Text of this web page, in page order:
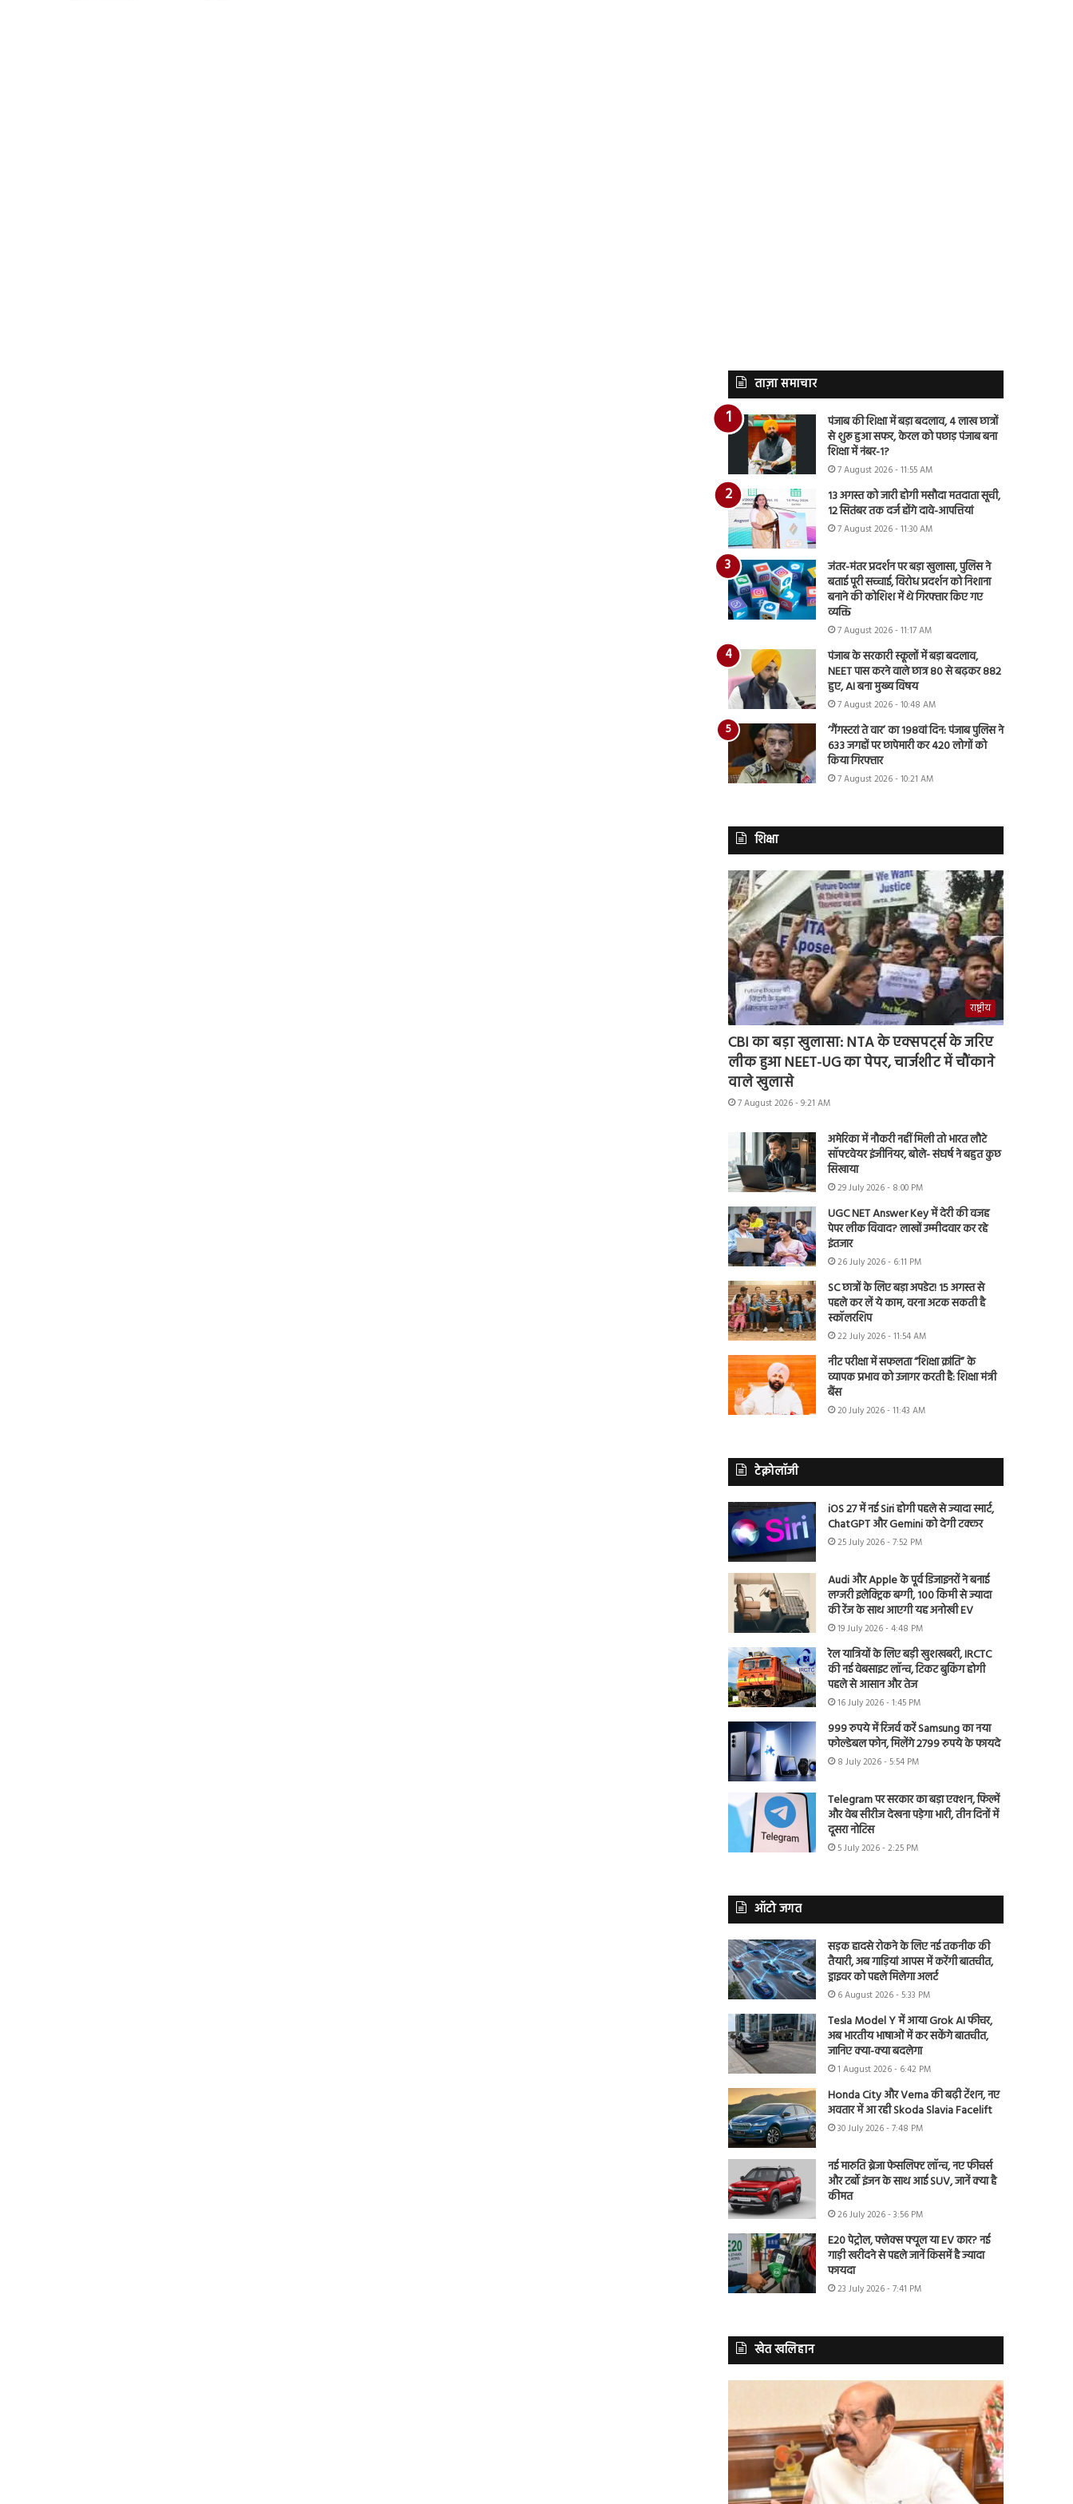
ताज़ा समाचार
पंजाब की शिक्षा में बड़ा बदलाव, 4 लाख छात्रों
से शुरू हुआ सफर, केरल को पछाड़ पंजाब बना
शिक्षा में नंबर-1?
7 August 2026 - 11:55 AM
13 अगस्त को जारी होगी मसौदा मतदाता सूची,
12 सितंबर तक दर्ज होंगे दावे-आपत्तियां
7 August 2026 - 11:30 AM
जंतर-मंतर प्रदर्शन पर बड़ा खुलासा, पुलिस ने
बताई पूरी सच्चाई, विरोध प्रदर्शन को निशाना
बनाने की कोशिश में थे गिरफ्तार किए गए
व्यक्ति
7 August 2026 - 11:17 AM
पंजाब के सरकारी स्कूलों में बड़ा बदलाव,
NEET पास करने वाले छात्र 80 से बढ़कर 882
हुए, AI बना मुख्य विषय
7 August 2026 - 10:48 AM
‘गैंगस्टरां ते वार’ का 198वां दिन: पंजाब पुलिस ने
633 जगहों पर छापेमारी कर 420 लोगों को
किया गिरफ्तार
7 August 2026 - 10:21 AM
शिक्षा
राष्ट्रीय
CBI का बड़ा खुलासा: NTA के एक्सपर्ट्स के जरिए
लीक हुआ NEET-UG का पेपर, चार्जशीट में चौंकाने
वाले खुलासे
7 August 2026 - 9:21 AM
अमेरिका में नौकरी नहीं मिली तो भारत लौटे
सॉफ्टवेयर इंजीनियर, बोले- संघर्ष ने बहुत कुछ
सिखाया
29 July 2026 - 8:00 PM
UGC NET Answer Key में देरी की वजह
पेपर लीक विवाद? लाखों उम्मीदवार कर रहे
इंतजार
26 July 2026 - 6:11 PM
SC छात्रों के लिए बड़ा अपडेट! 15 अगस्त से
पहले कर लें ये काम, वरना अटक सकती है
स्कॉलरशिप
22 July 2026 - 11:54 AM
नीट परीक्षा में सफलता “शिक्षा क्रांति” के
व्यापक प्रभाव को उजागर करती है: शिक्षा मंत्री
बैंस
20 July 2026 - 11:43 AM
टेक्नोलॉजी
iOS 27 में नई Siri होगी पहले से ज्यादा स्मार्ट,
ChatGPT और Gemini को देगी टक्कर
25 July 2026 - 7:52 PM
Audi और Apple के पूर्व डिजाइनरों ने बनाई
लग्जरी इलेक्ट्रिक बग्गी, 100 किमी से ज्यादा
की रेंज के साथ आएगी यह अनोखी EV
19 July 2026 - 4:48 PM
रेल यात्रियों के लिए बड़ी खुशखबरी, IRCTC
की नई वेबसाइट लॉन्च, टिकट बुकिंग होगी
पहले से आसान और तेज
16 July 2026 - 1:45 PM
999 रुपये में रिजर्व करें Samsung का नया
फोल्डेबल फोन, मिलेंगे 2799 रुपये के फायदे
8 July 2026 - 5:54 PM
Telegram पर सरकार का बड़ा एक्शन, फिल्में
और वेब सीरीज देखना पड़ेगा भारी, तीन दिनों में
दूसरा नोटिस
5 July 2026 - 2:25 PM
ऑटो जगत
सड़क हादसे रोकने के लिए नई तकनीक की
तैयारी, अब गाड़ियां आपस में करेंगी बातचीत,
ड्राइवर को पहले मिलेगा अलर्ट
6 August 2026 - 5:33 PM
Tesla Model Y में आया Grok AI फीचर,
अब भारतीय भाषाओं में कर सकेंगे बातचीत,
जानिए क्या-क्या बदलेगा
1 August 2026 - 6:42 PM
Honda City और Verna की बढ़ी टेंशन, नए
अवतार में आ रही Skoda Slavia Facelift
30 July 2026 - 7:48 PM
नई मारुति ब्रेजा फेसलिफ्ट लॉन्च, नए फीचर्स
और टर्बो इंजन के साथ आई SUV, जानें क्या है
कीमत
26 July 2026 - 3:56 PM
E20 पेट्रोल, फ्लेक्स फ्यूल या EV कार? नई
गाड़ी खरीदने से पहले जानें किसमें है ज्यादा
फायदा
23 July 2026 - 7:41 PM
खेत खलिहान